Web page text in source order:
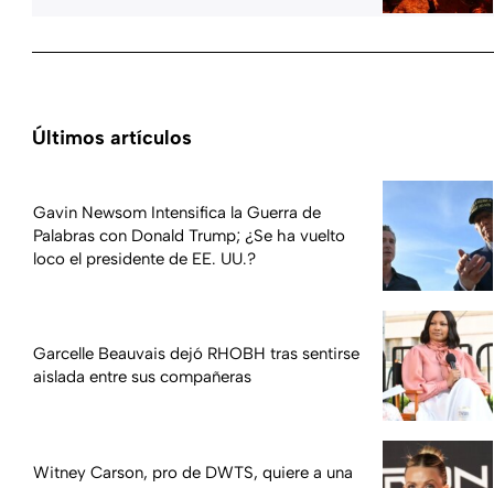
Últimos artículos
Gavin Newsom Intensifica la Guerra de
Palabras con Donald Trump; ¿Se ha vuelto
loco el presidente de EE. UU.?
Garcelle Beauvais dejó RHOBH tras sentirse
aislada entre sus compañeras
Witney Carson, pro de DWTS, quiere a una